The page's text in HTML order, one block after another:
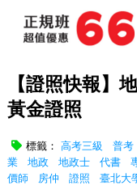
【證照快報】
黃金證照
標籤： 高考三級 普考
業
地政 地政士 代書
價師
房仲 證照 臺北大